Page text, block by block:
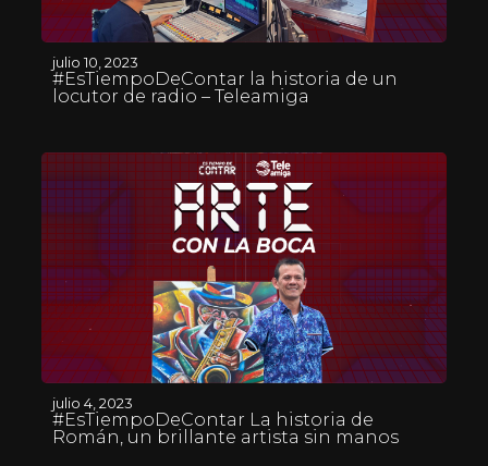
julio 10, 2023
#EsTiempoDeContar la historia de un
locutor de radio – Teleamiga
julio 4, 2023
#EsTiempoDeContar La historia de
Román, un brillante artista sin manos